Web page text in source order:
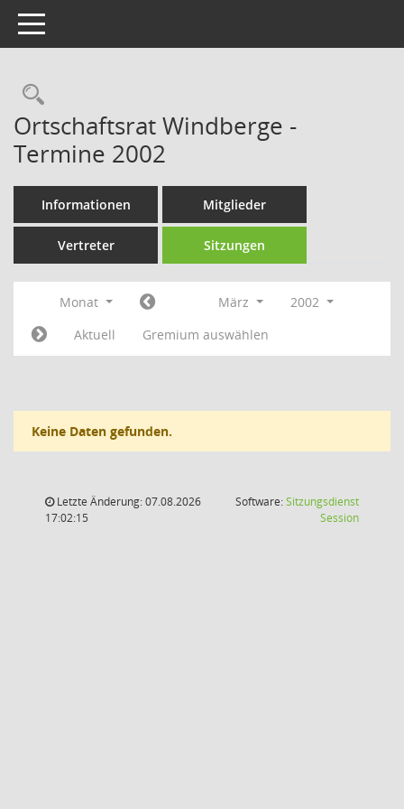
Toggle navigation
Rechercheauswahl
Ortschaftsrat Windberge -
Termine 2002
Informationen Mitglieder
Vertreter Sitzungen
Monat März
2002
Aktuell
Gremium auswählen
Keine Daten gefunden.
Letzte Änderung: 07.08.2026
17:02:15
Software:Sitzungsdienst
Session(Wird in